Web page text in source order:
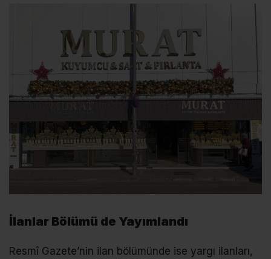
İlanlar Bölümü de Yayımlandı
Resmî Gazete’nin ilan bölümünde ise yargı ilanları,